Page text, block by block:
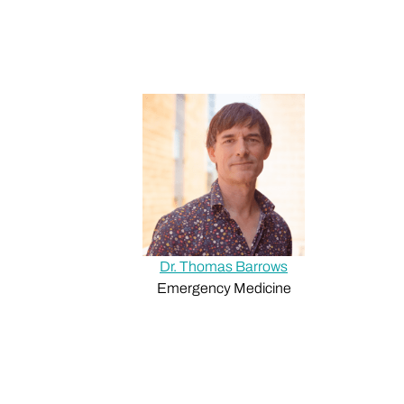
Dr. Thomas Barrows
Emergency Medicine